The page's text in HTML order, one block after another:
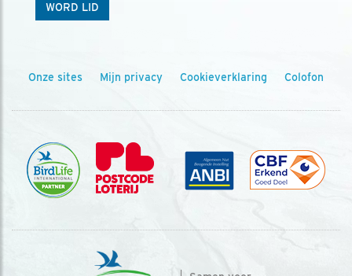
WORD LID
Onze sites Mijn privacy Cookieverklaring Colofon